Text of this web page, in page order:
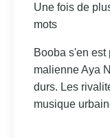
Une fois de
mots
Booba s'en est
malienne Aya
durs. Les
musique